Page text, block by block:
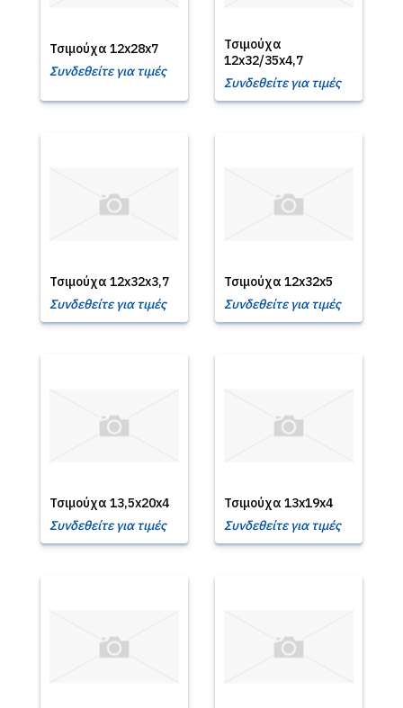
Τσιμούχα 12x28x7
Συνδεθείτε για τιμές
Τσιμούχα
12x32/35x4,7
Συνδεθείτε για τιμές
Τσιμούχα 12x32x3,7
Συνδεθείτε για τιμές
Τσιμούχα 12x32x5
Συνδεθείτε για τιμές
Τσιμούχα 13,5x20x4
Συνδεθείτε για τιμές
Τσιμούχα 13x19x4
Συνδεθείτε για τιμές